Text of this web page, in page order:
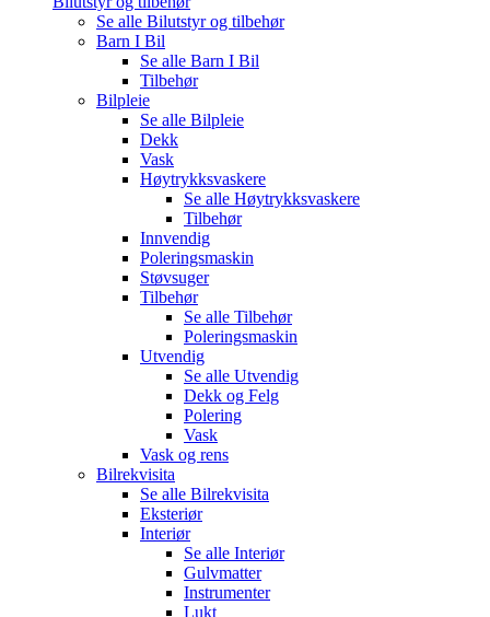
Se alle Bilutstyr og tilbehør
Barn I Bil
Se alle Barn I Bil
Tilbehør
Bilpleie
Se alle Bilpleie
Dekk
Vask
Høytrykksvaskere
Se alle Høytrykksvaskere
Tilbehør
Innvendig
Poleringsmaskin
Støvsuger
Tilbehør
Se alle Tilbehør
Poleringsmaskin
Utvendig
Se alle Utvendig
Dekk og Felg
Polering
Vask
Vask og rens
Bilrekvisita
Se alle Bilrekvisita
Eksteriør
Interiør
Se alle Interiør
Gulvmatter
Instrumenter
Lukt